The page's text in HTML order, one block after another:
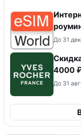
До 31
4000
До 31